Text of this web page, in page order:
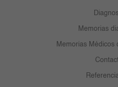
Memorias
Memorias Médicos